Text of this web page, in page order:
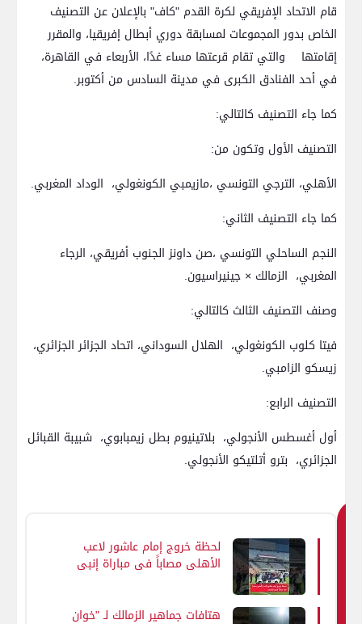
قام الاتحاد الإفريقي لكرة القدم "كاف" بالإعلان عن التصنيف
الخاص بدور المجموعات لمسابقة دوري أبطال إفريقيا، والمقرر
إقامتها والتي تقام قرعتها مساء غدًا، الأربعاء في القاهرة،
في أحد الفنادق الكبرى في مدينة السادس من أكتوبر.
كما جاء التصنيف كالتالي:
التصنيف الأول وتكون من:
الأهلي، الترجي التونسي ،مازيمبي الكونغولي، الوداد المغربي.
كما جاء التصنيف الثاني:
النجم الساحلي التونسي ،صن داونز الجنوب أفريقي، الرجاء
المغربي، الزمالك × جينيراسيون.
وصنف التصنيف الثالث كالتالي:
فيتا كلوب الكونغولي، الهلال السوداني، اتحاد الجزائر الجزائري،
زيسكو الزامبي.
التصنيف الرابع:
أول أغسطس الأنجولي، بلاتينيوم بطل زيمبابوي، شبيبة القبائل
الجزائري، بترو أتلتيكو الأنجولي.
لحظة خروج إمام عاشور لاعب
الأهلي مصاباً فى مباراة إنبى
هتافات جماهير الزمالك لـ "خوان